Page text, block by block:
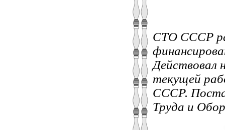
СТО СССР
Действовал
текущей
СССР.
Труда и